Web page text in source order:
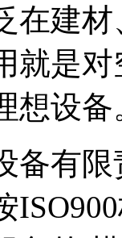
在建
就是
想设备
备有